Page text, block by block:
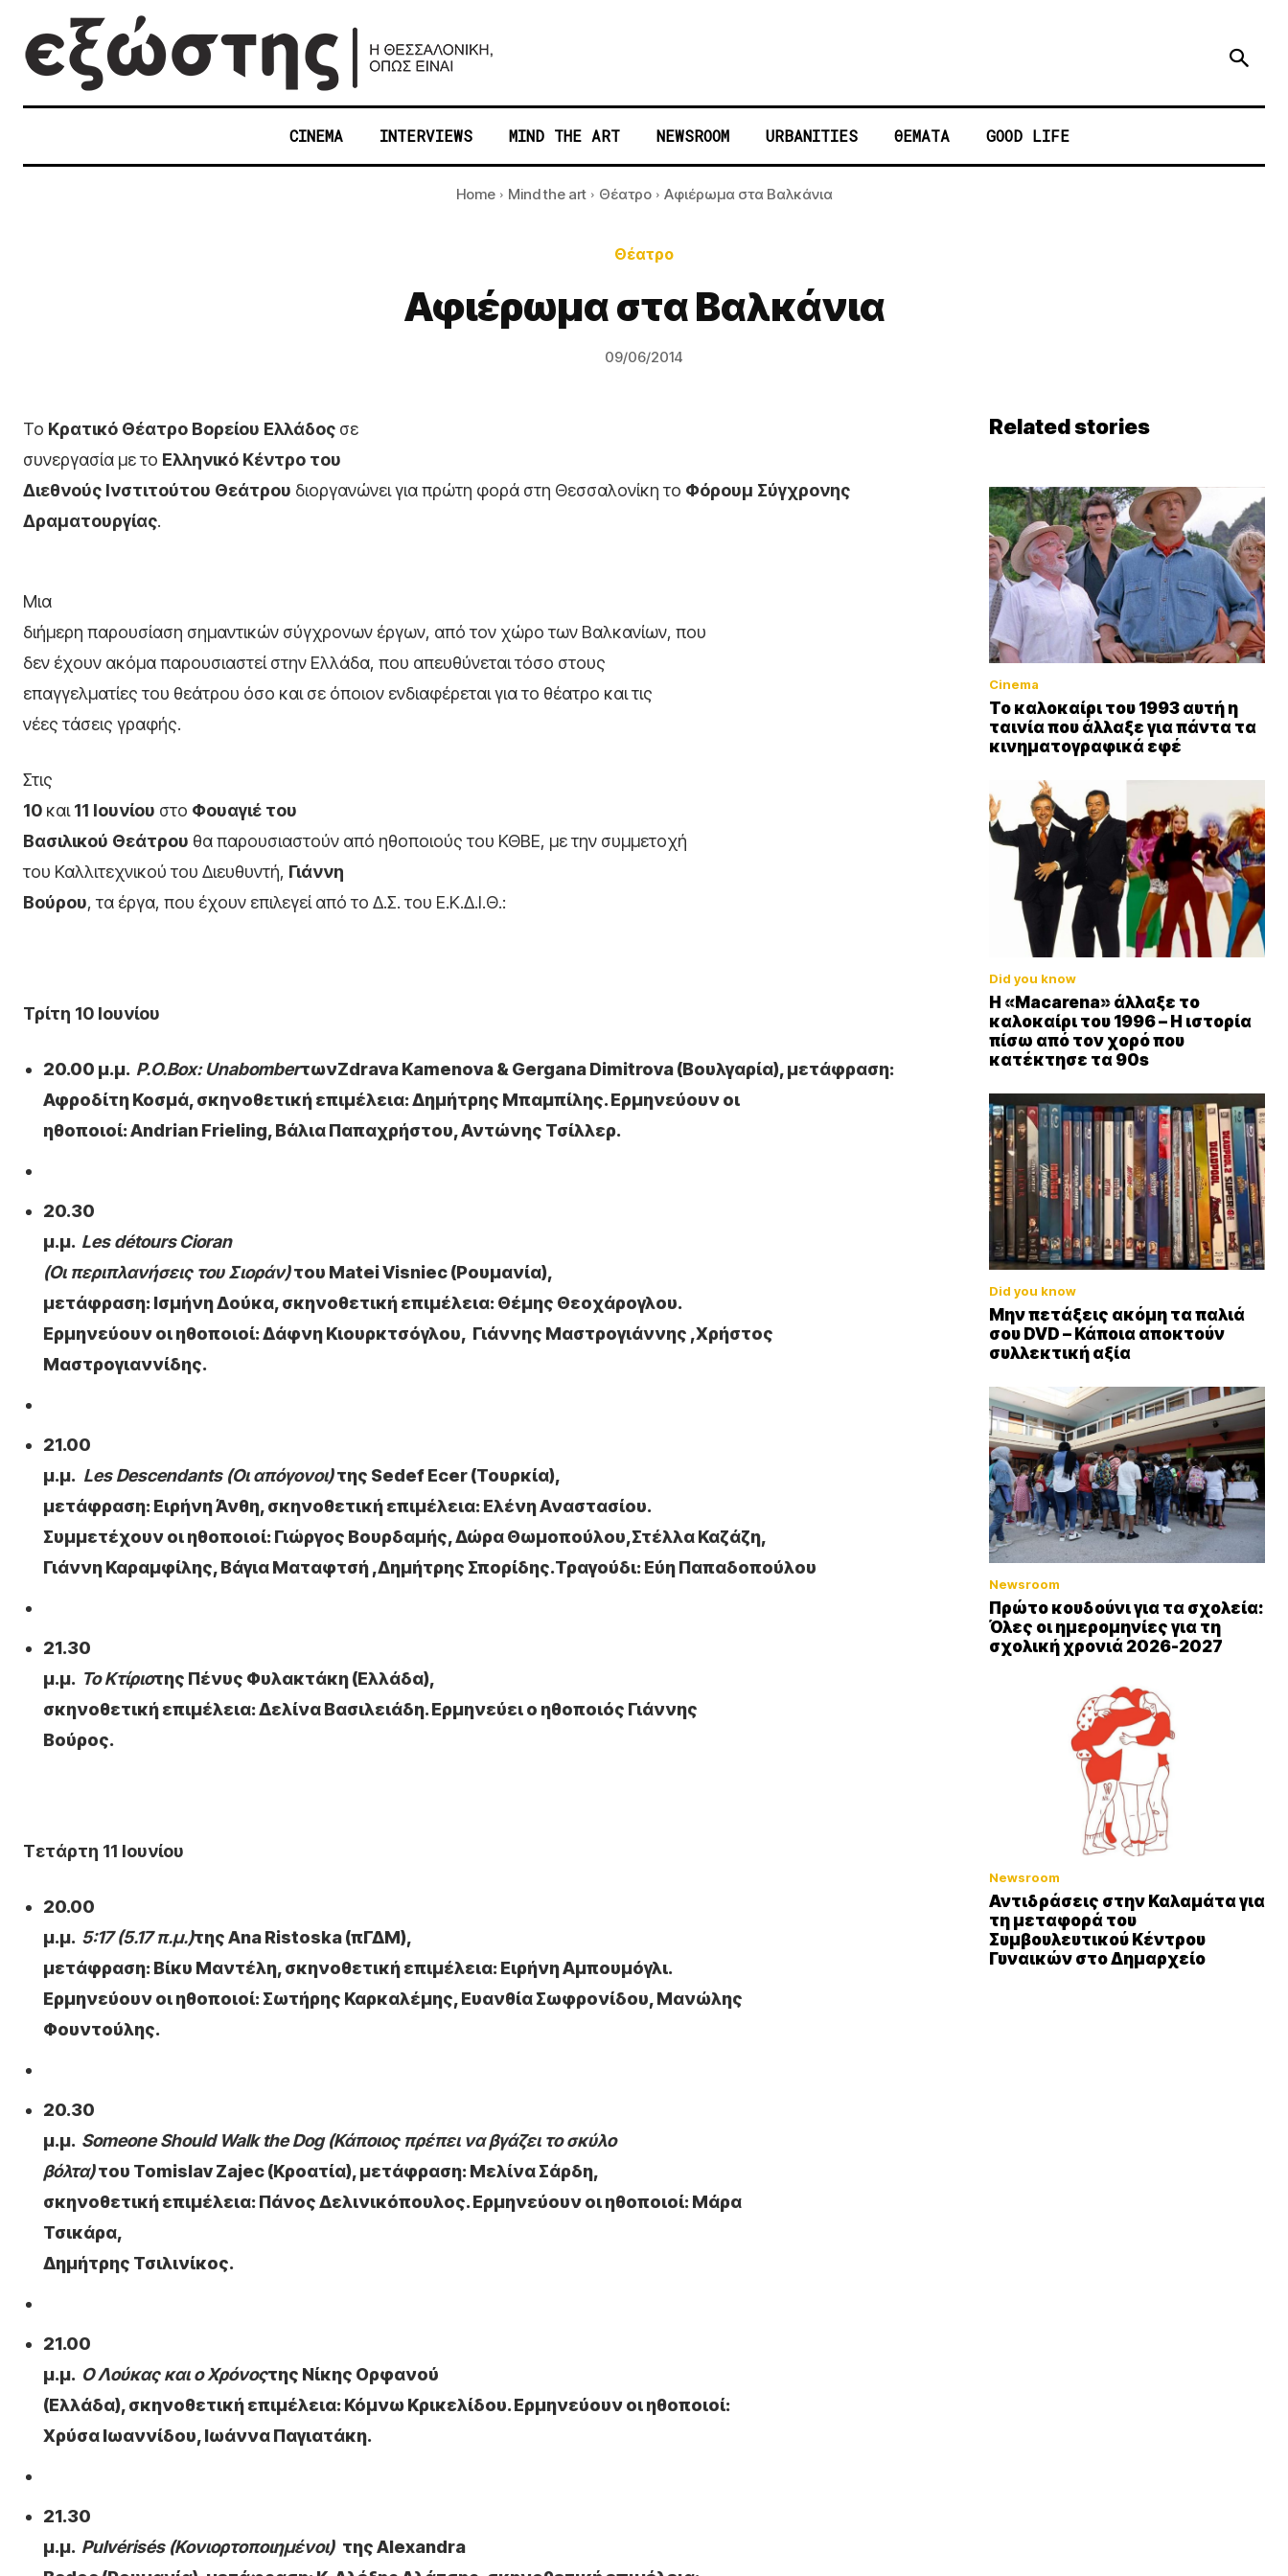
CINEMA INTERVIEWS MIND THE ART NEWSROOM URBANITIES ΘΕΜΑΤΑ GOOD LIFE
Home Mind the art Θέατρο Αφιέρωμα στα Βαλκάνια
Θέατρο
Αφιέρωμα στα Βαλκάνια
09/06/2014
Το Κρατικό Θέατρο Βορείου Ελλάδος σε
συνεργασία με το Ελληνικό Κέντρο του
Διεθνούς Ινστιτούτου Θεάτρου διοργανώνει για πρώτη φορά στη Θεσσαλονίκη το Φόρουμ Σύγχρονης
Δραματουργίας.
Μια
διήμερη παρουσίαση σημαντικών σύγχρονων έργων, από τον χώρο των Βαλκανίων, που
δεν έχουν ακόμα παρουσιαστεί στην Ελλάδα, που απευθύνεται τόσο στους
επαγγελματίες του θεάτρου όσο και σε όποιον ενδιαφέρεται για το θέατρο και τις
νέες τάσεις γραφής.
Στις
10 και11 Ιουνίου στο Φουαγιέ του
Βασιλικού Θεάτρου θα παρουσιαστούν από ηθοποιούς του ΚΘΒΕ, με την συμμετοχή
του Καλλιτεχνικού του Διευθυντή, Γιάννη
Βούρου, τα έργα, που έχουν επιλεγεί από το Δ.Σ. του Ε.Κ.Δ.Ι.Θ.:
Τρίτη 10 Ιουνίου
20.00 μ.μ. P.O.Box: UnabomberτωνZdrava Kamenova & Gergana Dimitrova (Βουλγαρία), μετάφραση:
Αφροδίτη Κοσμά, σκηνοθετική επιμέλεια: Δημήτρης Μπαμπίλης. Ερμηνεύουν οι
ηθοποιοί: Andrian Frieling, Βάλια Παπαχρήστου, Αντώνης Τσίλλερ.
20.30
μ.μ. Les détours Cioran
(Οι περιπλανήσεις του Σιοράν)του Matei Visniec (Ρουμανία),
μετάφραση: Ισμήνη Δούκα, σκηνοθετική επιμέλεια: Θέμης Θεοχάρογλου.
Ερμηνεύουν οι ηθοποιοί: Δάφνη Κιουρκτσόγλου, Γιάννης Μαστρογιάννης ,Χρήστος
Μαστρογιαννίδης.
21.00
μ.μ. Les Descendants (Οι απόγονοι)της Sedef Ecer (Τουρκία),
μετάφραση: Ειρήνη Άνθη, σκηνοθετική επιμέλεια: Ελένη Αναστασίου.
Συμμετέχουν οι ηθοποιοί: Γιώργος Βουρδαμής, Δώρα Θωμοπούλου,Στέλλα Καζάζη,
Γιάννη Καραμφίλης, Βάγια Ματαφτσή ,Δημήτρης Σπορίδης.Τραγούδι: Εύη Παπαδοπούλου
21.30
μ.μ. Το Κτίριοτης Πένυς Φυλακτάκη (Ελλάδα),
σκηνοθετική επιμέλεια: Δελίνα Βασιλειάδη. Ερμηνεύει ο ηθοποιός Γιάννης
Βούρος.
Τετάρτη 11 Ιουνίου
20.00
μ.μ. 5:17 (5.17 π.μ.)της Ana Ristoska (πΓΔΜ),
μετάφραση: Βίκυ Μαντέλη, σκηνοθετική επιμέλεια: Ειρήνη Αμπουμόγλι.
Ερμηνεύουν οι ηθοποιοί: Σωτήρης Καρκαλέμης, Ευανθία Σωφρονίδου, Μανώλης
Φουντούλης.
20.30
μ.μ. Someone Should Walk the Dog (Κάποιος πρέπει να βγάζει το σκύλο
βόλτα)του Tomislav Zajec (Κροατία), μετάφραση: Μελίνα Σάρδη,
σκηνοθετική επιμέλεια: Πάνος Δελινικόπουλος. Ερμηνεύουν οι ηθοποιοί: Μάρα
Τσικάρα,
Δημήτρης Τσιλινίκος.
21.00
μ.μ. Ο Λούκας και ο Χρόνοςτης Νίκης Ορφανού
(Ελλάδα), σκηνοθετική επιμέλεια: Κόμνω Κρικελίδου. Ερμηνεύουν οι ηθοποιοί:
Χρύσα Ιωαννίδου, Ιωάννα Παγιατάκη.
21.30
μ.μ. Pulvérisés (Κονιορτοποιημένοι) της Alexandra
Related stories
Cinema
Το καλοκαίρι του 1993 αυτή η
ταινία που άλλαξε για πάντα τα
κινηματογραφικά εφέ
Did you know
Η «Macarena» άλλαξε το
καλοκαίρι του 1996 – Η ιστορία
πίσω από τον χορό που
κατέκτησε τα 90s
Did you know
Μην πετάξεις ακόμη τα παλιά
σου DVD – Κάποια αποκτούν
συλλεκτική αξία
Newsroom
Πρώτο κουδούνι για τα σχολεία:
Όλες οι ημερομηνίες για τη
σχολική χρονιά 2026-2027
Newsroom
Αντιδράσεις στην Καλαμάτα για
τη μεταφορά του
Συμβουλευτικού Κέντρου
Γυναικών στο Δημαρχείο